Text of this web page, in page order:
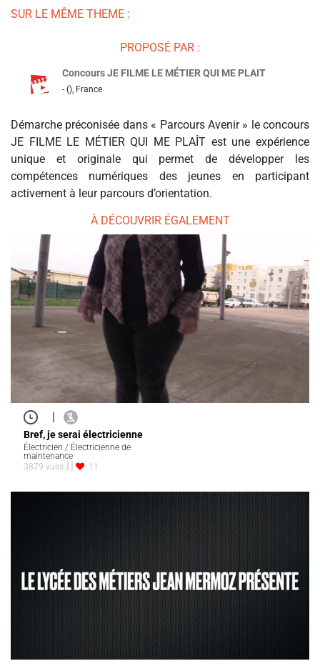
SUR LE MÊME THEME :
PROPOSÉ PAR :
Concours JE FILME LE MÉTIER QUI ME PLAIT
- (), France
Démarche préconisée dans « Parcours Avenir » le concours
JE FILME LE MÉTIER QUI ME PLAÎT est une expérience
unique et originale qui permet de développer les
compétences numériques des jeunes en participant
activement à leur parcours d’orientation.
À DÉCOUVRIR ÉGALEMENT
|
Bref, je serai électricienne
Électricien / Électricienne de
maintenance
3879 vues
11